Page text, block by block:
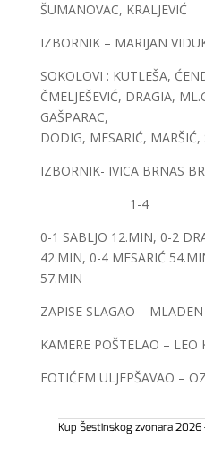
ŠUMANOVAC, KRALJEVIĆ
IZBORNIK – MARIJAN
SOKOLOVI : KUTLEŠA,
ČMELJEŠEVIĆ, DRAGIA,
GAŠPARAC,
DODIG, MESARIĆ, MARŠIĆ,
IZBORNIK- IVICA BRNAS
1-4
0-1 SABLJO 12.MIN, 0-2
42.MIN, 0-4 MESARIĆ
57.MIN
ZAPISE SLAGAO – MLADEN
KAMERE POŠTELAO – LEO
FOTIĆEM ULJEPŠAVAO –